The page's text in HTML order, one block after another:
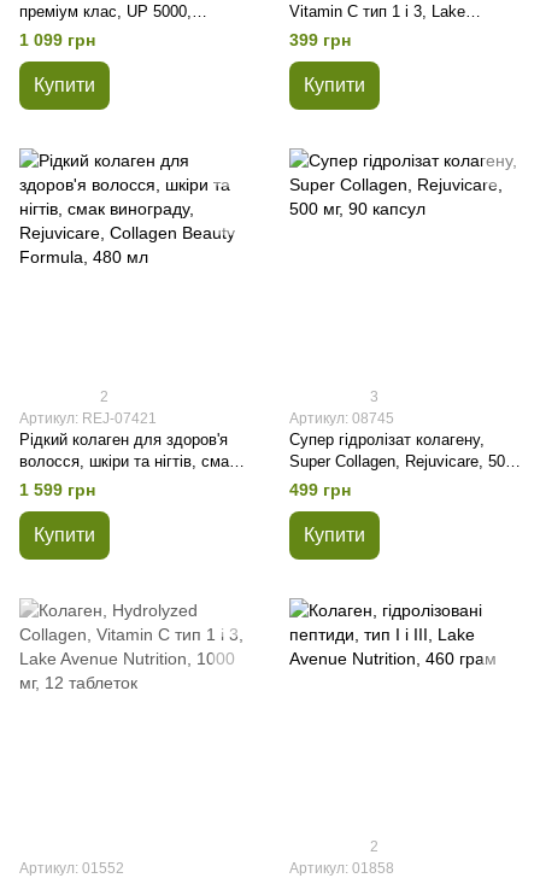
преміум клас, UP 5000,
California Gold Nutrition, 200
1 099 грн
Купити
Vitamin C тип 1 і 3, Lake
Avenue Nutrition, 1000 мг, 60
таблеток
399 грн
Купити
2
Артикул: REJ-07421
Рідкий колаген для здоров'я
волосся, шкіри та нігтів, смак
винограду, Rejuvicare, Collagen
Beauty Formula, 480 мл
1 599 грн
Купити
3
Артикул: 08745
Супер гідролізат колагену,
Super Collagen, Rejuvicare, 500
мг, 90 капсул
499 грн
Купити
Артикул: 01552
2
Артикул: 01858